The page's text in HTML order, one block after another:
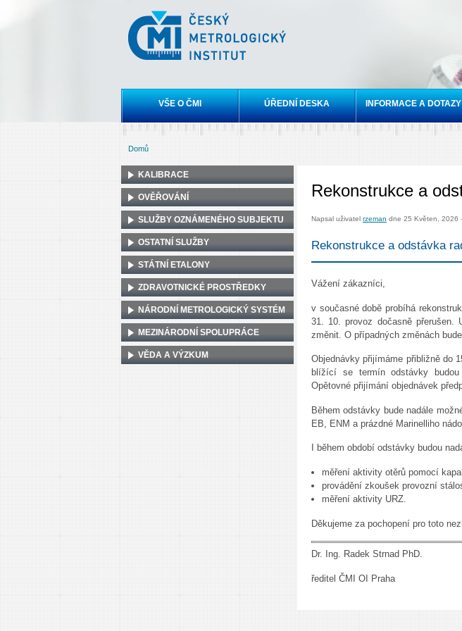
Český
metrologický
institut
Hlavní menu
VŠE O ČMI ÚŘEDNÍ DESKA INFORMACE A DOTAZY
Domů
Rekonstrukce a
Napsal uživatel rzeman dne 25 Květen, 2026
Rekonstrukce a odstávka
Vážení zákazníci,
v současné době probíhá
31. 10. provoz dočasně přerušen.
změnit. O případných změnách
Objednávky přijímáme přibližně do
blížící se termín odstávky budou
Opětovné přijímání objednávek
Během odstávky bude nadále
EB, ENM a prázdné Marinelliho
I během období odstávky budou
měření aktivity otěrů pomocí
provádění zkoušek provozní
měření aktivity URZ.
Děkujeme za pochopení pro toto
Dr. Ing. Radek Strnad PhD.
ředitel ČMI OI Praha
KALIBRACE
OVĚŘOVÁNÍ
SLUŽBY OZNÁMENÉHO SUBJEKTU
OSTATNÍ SLUŽBY
STÁTNÍ ETALONY
ZDRAVOTNICKÉ PROSTŘEDKY
NÁRODNÍ METROLOGICKÝ SYSTÉM
MEZINÁRODNÍ SPOLUPRÁCE
VĚDA A VÝZKUM